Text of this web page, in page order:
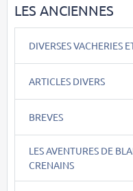
LES ANCIENNES
DIVERSES VACHERIES
ARTICLES DIVERS
BREVES
LES AVENTURES DE
CRENAINS